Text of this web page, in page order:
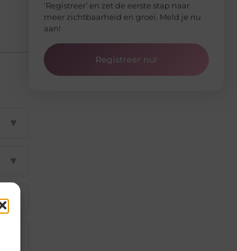
▼
▼
▼
‘Registreer’ en zet de eerste stap naar
meer zichtbaarheid en groei. Meld je nu
aan!
Registreer nu!